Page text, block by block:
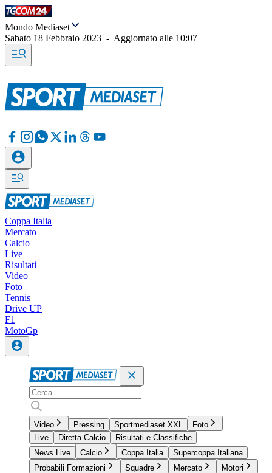
Mondo Mediaset
Sabato 18 Febbraio 2023 - Aggiornato alle 10:07
Coppa Italia
Mercato
Calcio
Live
Risultati
Video
Foto
Tennis
Drive UP
F1
MotoGp
Video Pressing Sportmediaset XXL
Foto
Live
Diretta Calcio
Risultati e Classifiche
News Live
Calcio Coppa Italia
Supercoppa Italiana
Probabili Formazioni
Squadre Mercato
Motori